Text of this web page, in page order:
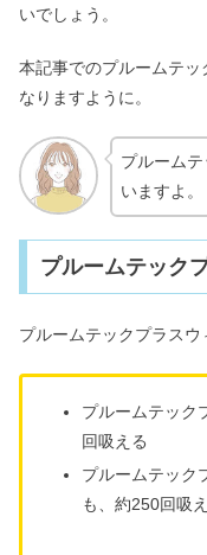
いでしょう。
本記事でのプルームテッ
なりますように。
プルーム
いますよ。
プルームテック
プルームテックプラスウ
プルームテック
回吸える
プルームテック
も、約250回吸